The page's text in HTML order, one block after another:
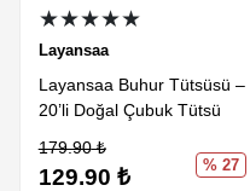
★★★★★
Layansaa
Layansaa Buhur Tütsüsü –
20’li Doğal Çubuk Tütsü
179.90₺
129.90 ₺ % 27